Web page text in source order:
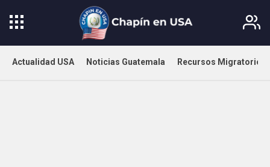
Actualidad USA Noticias Guatemala Recursos Migratorios